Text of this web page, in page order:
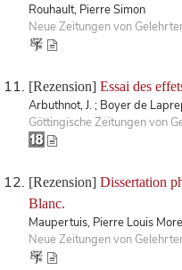
Rouhault, Pierre Simon
Neue Zeitungen von
[Rezension] Essai des
Arbuthnot, J. ; Boyer de
Göttingische Zeitungen von
[Rezension] Dissertation
Blanc.
Maupertuis, Pierre Louis
Neue Zeitungen von